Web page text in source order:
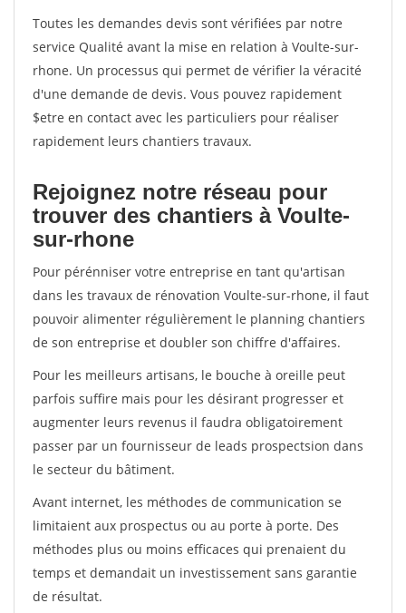
Toutes les demandes devis sont vérifiées par notre
service Qualité avant la mise en relation à Voulte-sur-
rhone. Un processus qui permet de vérifier la véracité
d'une demande de devis. Vous pouvez rapidement
$etre en contact avec les particuliers pour réaliser
rapidement leurs chantiers travaux.
Rejoignez notre réseau pour
trouver des chantiers à Voulte-
sur-rhone
Pour pérénniser votre entreprise en tant qu'artisan
dans les travaux de rénovation Voulte-sur-rhone, il faut
pouvoir alimenter régulièrement le planning chantiers
de son entreprise et doubler son chiffre d'affaires.
Pour les meilleurs artisans, le bouche à oreille peut
parfois suffire mais pour les désirant progresser et
augmenter leurs revenus il faudra obligatoirement
passer par un fournisseur de leads prospectsion dans
le secteur du bâtiment.
Avant internet, les méthodes de communication se
limitaient aux prospectus ou au porte à porte. Des
méthodes plus ou moins efficaces qui prenaient du
temps et demandait un investissement sans garantie
de résultat.